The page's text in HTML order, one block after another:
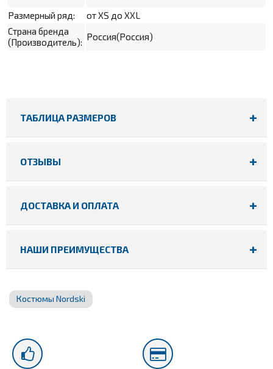
Размерный ряд:
от XS до XXL
Страна бренда
(Производитель): Россия(Россия)
ТАБЛИЦА РАЗМЕРОВ
ОТЗЫВЫ
ДОСТАВКА И ОПЛАТА
НАШИ ПРЕИМУЩЕСТВА
Костюмы Nordski